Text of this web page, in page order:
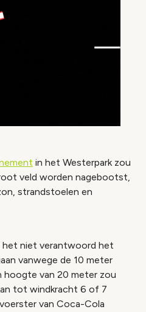
in het Westerpark zou
veld worden nagebootst,
strandstoelen en
het niet verantwoord het
vanwege de 10 meter
hoogte van 20 meter zou
tot windkracht 6 of 7
van Coca-Cola